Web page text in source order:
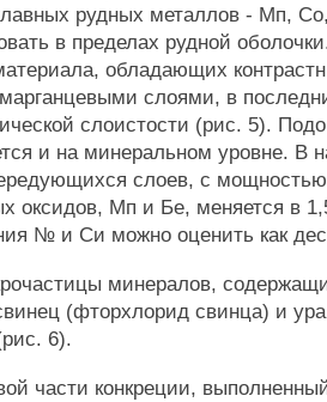
рудных металлов - Мп,
в пределах рудной
обладающих
слоями, в
слоистости (рис. 5).
и на минеральном уровне. В
слоев, с
оксидов, Мп и Бе, меняется в
№ и Си можно оценить как
минералов,
(фторхлорид свинца) и
6).
части конкреции,